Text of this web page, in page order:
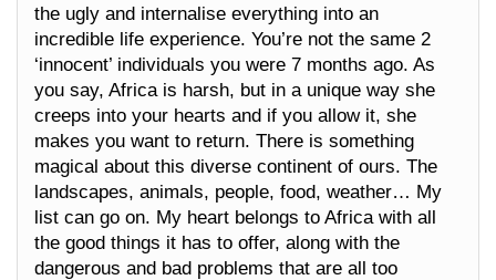
the ugly and internalise everything into an
incredible life experience. You’re not the same 2
‘innocent’ individuals you were 7 months ago. As
you say, Africa is harsh, but in a unique way she
creeps into your hearts and if you allow it, she
makes you want to return. There is something
magical about this diverse continent of ours. The
landscapes, animals, people, food, weather… My
list can go on. My heart belongs to Africa with all
the good things it has to offer, along with the
dangerous and bad problems that are all too